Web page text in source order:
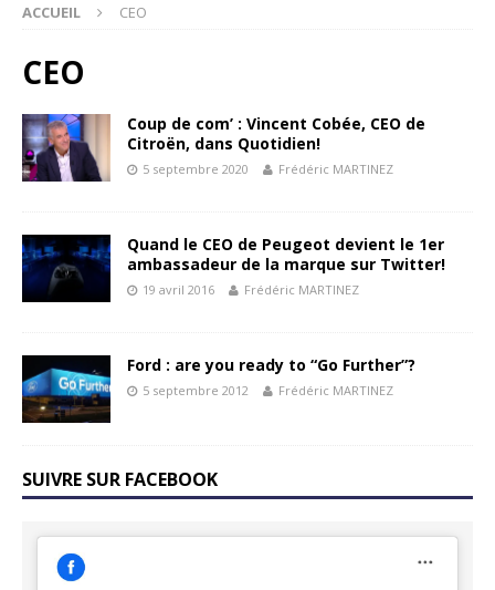
ACCUEIL CEO
CEO
Coup de com’ : Vincent Cobée, CEO de
Citroën, dans Quotidien!
5 septembre 2020 Frédéric MARTINEZ
Quand le CEO de Peugeot devient le 1er
ambassadeur de la marque sur Twitter!
19 avril 2016 Frédéric MARTINEZ
Ford : are you ready to “Go Further”?
5 septembre 2012 Frédéric MARTINEZ
SUIVRE SUR FACEBOOK